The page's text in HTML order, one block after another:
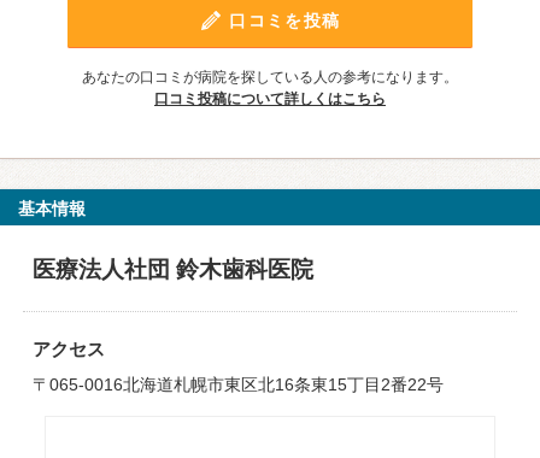
口コミを投稿
あなたの口コミが病院を探している人の参考になります。
口コミ投稿について詳しくはこちら
基本情報
医療法人社団 鈴木歯科医院
アクセス
〒065-0016北海道札幌市東区北16条東15丁目2番22号